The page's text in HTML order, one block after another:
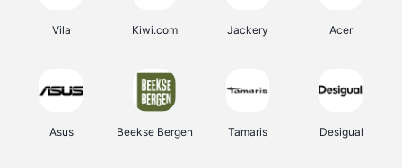
Vila Kiwi.com Jackery Acer
Asus Beekse Bergen Tamaris Desigual